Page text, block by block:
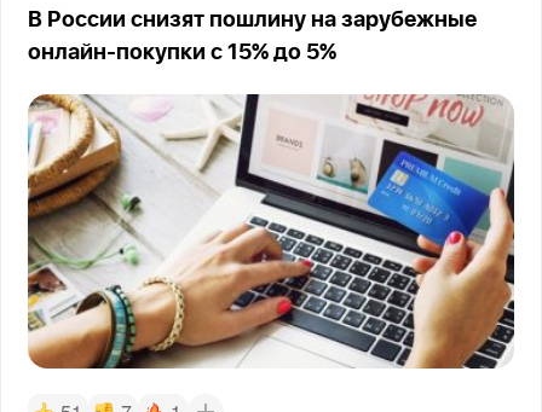
В России снизят пошлину на зарубежные
онлайн-покупки с 15% до 5%